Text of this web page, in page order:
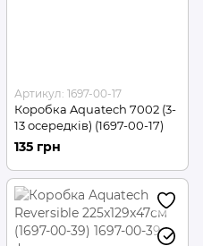
Артикул: 1697-00-17
Коробка Aquatech 7002 (3-
13 осередків) (1697-00-17)
135 грн